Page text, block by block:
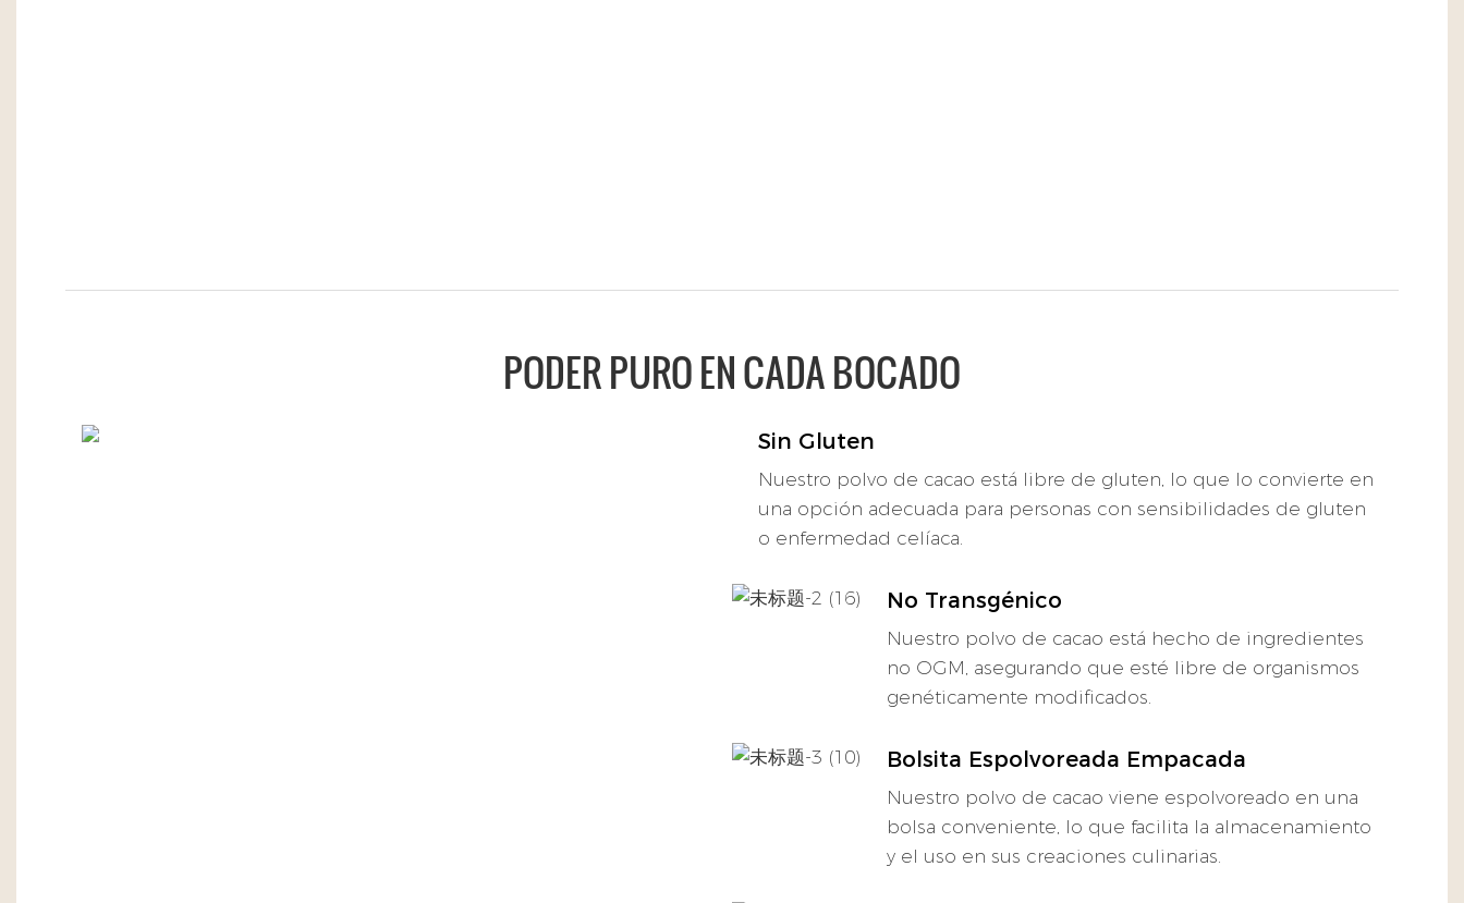
PODER PURO EN CADA BOCADO
Sin Gluten
Nuestro polvo de cacao está libre de gluten, lo que lo convierte en
una opción adecuada para personas con sensibilidades de gluten
o enfermedad celíaca.
No Transgénico
Nuestro polvo de cacao está hecho de ingredientes
no OGM, asegurando que esté libre de organismos
genéticamente modificados.
Bolsita Espolvoreada Empacada
Nuestro polvo de cacao viene espolvoreado en una
bolsa conveniente, lo que facilita la almacenamiento
y el uso en sus creaciones culinarias.